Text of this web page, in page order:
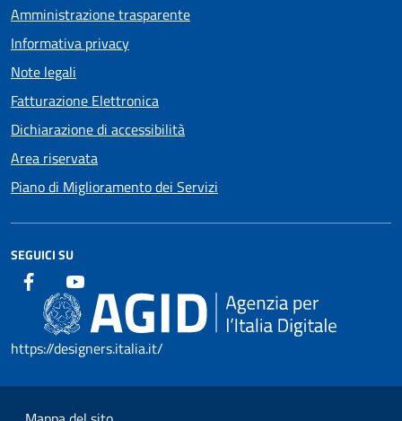
Amministrazione trasparente
Informativa privacy
Note legali
Fatturazione Elettronica
Dichiarazione di accessibilità
Area riservata
Piano di Miglioramento dei Servizi
SEGUICI SU
https://designers.italia.it/